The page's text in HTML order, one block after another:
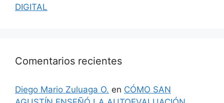
DIGITAL
Comentarios recientes
Diego Mario Zuluaga O. en CÓMO SAN